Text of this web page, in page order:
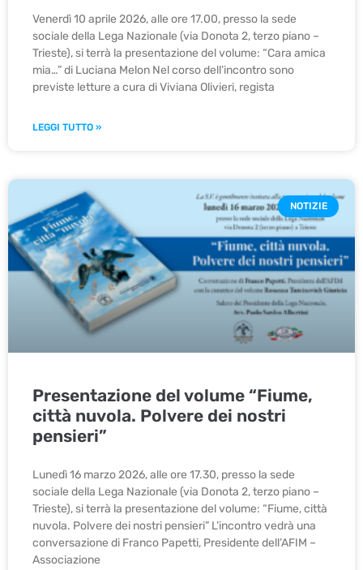
Venerdì 10 aprile 2026, alle ore 17.00, presso la sede
sociale della Lega Nazionale (via Donota 2, terzo piano –
Trieste), si terrà la presentazione del volume: “Cara amica
mia…” di Luciana Melon Nel corso dell’incontro sono
previste letture a cura di Viviana Olivieri, regista
LEGGI TUTTO »
NOTIZIE
Presentazione del volume “Fiume,
città nuvola. Polvere dei nostri
pensieri”
Lunedì 16 marzo 2026, alle ore 17.30, presso la sede
sociale della Lega Nazionale (via Donota 2, terzo piano –
Trieste), si terrà la presentazione del volume: “Fiume, città
nuvola. Polvere dei nostri pensieri” L’incontro vedrà una
conversazione di Franco Papetti, Presidente dell’AFIM –
Associazione